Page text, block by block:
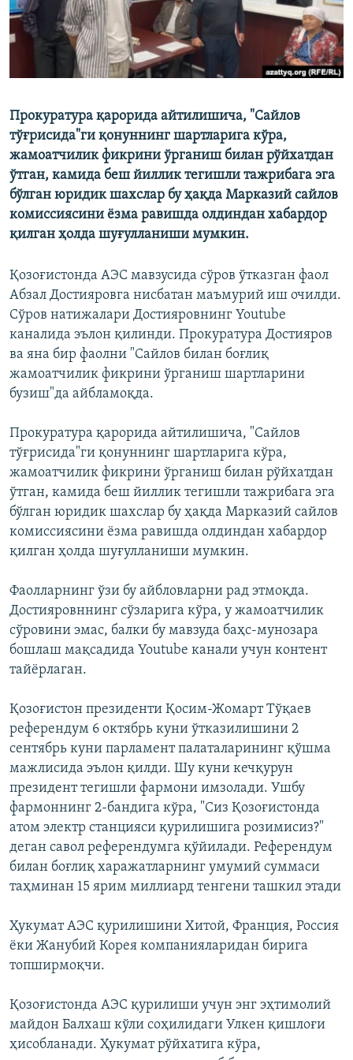
Прокуратура қарорида айтилишича, "Сайлов
тўғрисида"ги қонуннинг шартларига кўра,
жамоатчилик фикрини ўрганиш билан рўйхатдан
ўтган, камида беш йиллик тегишли тажрибага эга
бўлган юридик шахслар бу ҳақда Марказий сайлов
комиссиясини ёзма равишда олдиндан хабардор
қилган ҳолда шуғулланиши мумкин.
Қозоғистонда АЭС мавзусида сўров ўтказган фаол
Абзал Достияровга нисбатан маъмурий иш очилди.
Сўров натижалари Достияровнинг Youtube
каналида эълон қилинди. Прокуратура Достияров
ва яна бир фаолни "Сайлов билан боғлиқ
жамоатчилик фикрини ўрганиш шартларини
бузиш"да айбламоқда.
Прокуратура қарорида айтилишича, "Сайлов
тўғрисида"ги қонуннинг шартларига кўра,
жамоатчилик фикрини ўрганиш билан рўйхатдан
ўтган, камида беш йиллик тегишли тажрибага эга
бўлган юридик шахслар бу ҳақда Марказий сайлов
комиссиясини ёзма равишда олдиндан хабардор
қилган ҳолда шуғулланиши мумкин.
Фаолларнинг ўзи бу айбловларни рад этмоқда.
Достияровннинг сўзларига кўра, у жамоатчилик
сўровини эмас, балки бу мавзуда баҳс-мунозара
бошлаш мақсадида Youtube канали учун контент
тайёрлаган.
Қозоғистон президенти Қосим-Жомарт Тўқаев
референдум 6 октябрь куни ўтказилишини 2
сентябрь куни парламент палаталарининг қўшма
мажлисида эълон қилди. Шу куни кечқурун
президент тегишли фармони имзолади. Ушбу
фармоннинг 2-бандига кўра, "Сиз Қозоғистонда
атом электр станцияси қурилишига розимисиз?"
деган савол референдумга қўйилади. Референдум
билан боғлиқ харажатларнинг умумий суммаси
таҳминан 15 ярим миллиард тенгени ташкил этади
Ҳукумат АЭС қурилишини Хитой, Франция, Россия
ёки Жанубий Корея компанияларидан бирига
топширмоқчи.
Қозоғистонда АЭС қурилиши учун энг эҳтимолий
майдон Балхаш кўли соҳилидаги Улкен қишлоғи
ҳисобланади. Ҳукумат рўйхатига кўра,